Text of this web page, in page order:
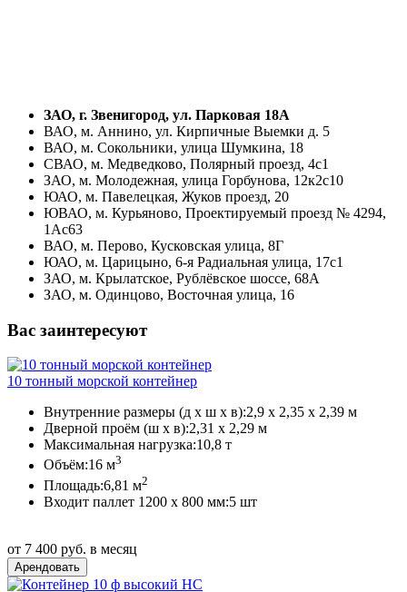
ЗАО, г. Звенигород, ул. Парковая 18А
ВАО, м. Аннино, ул. Кирпичные Выемки д. 5
ВАО, м. Сокольники, улица Шумкина, 18
СВАО, м. Медведково, Полярный проезд, 4с1
ЗАО, м. Молодежная, улица Горбунова, 12к2с10
ЮАО, м. Павелецкая, Жуков проезд, 20
ЮВАО, м. Курьяново, Проектируемый проезд № 4294,
1Ас63
ВАО, м. Перово, Кусковская улица, 8Г
ЮАО, м. Царицыно, 6-я Радиальная улица, 17с1
ЗАО, м. Крылатское, Рублёвское шоссе, 68А
ЗАО, м. Одинцово, Восточная улица, 16
Вас заинтересуют
10 тонный морской контейнер
Внутренние размеры (д х ш х в):2,9 х 2,35 х 2,39 м
Дверной проём (ш х в):2,31 х 2,29 м
Максимальная нагрузка:10,8 т
Объём:16 м3
Площадь:6,81 м2
Входит паллет 1200 х 800 мм:5 шт
от 7 400 руб. в месяц